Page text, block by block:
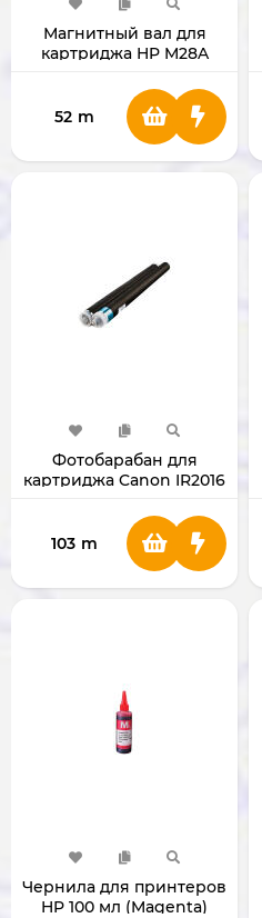
Магнитный вал для
картриджа HP M28A
52 m
Фотобарабан для
картриджа Canon IR2016
103 m
Чернила для принтеров
HP 100 мл (Magenta)